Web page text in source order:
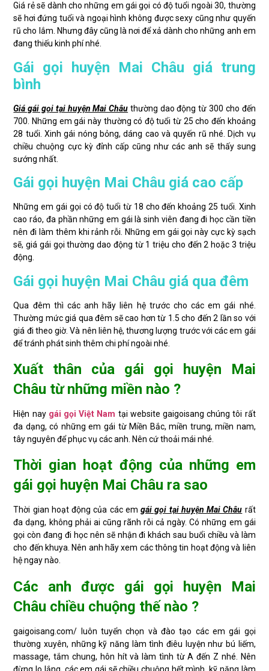
Giá rẻ sẽ dành cho những em gái gọi có độ tuổi ngoài 30, thường
sẽ hơi đứng tuổi và ngoại hình không được sexy cũng như quyến
rũ cho lắm. Nhưng đây cũng là nơi để xả dành cho những anh em
đang thiếu kinh phí nhé.
Gái gọi huyện Mai Châu giá trung
bình
Giá gái gọi tại huyện Mai Châu thường dao động từ 300 cho đến
700. Những em gái này thường có độ tuổi từ 25 cho đến khoảng
28 tuổi. Xinh gái nóng bỏng, dáng cao và quyến rũ nhé. Dịch vụ
chiều chuộng cực kỳ đỉnh cấp cũng như các anh sẽ thấy sung
sướng nhất.
Gái gọi huyện Mai Châu giá cao cấp
Những em gái gọi có độ tuổi từ 18 cho đến khoảng 25 tuổi. Xinh
cao ráo, đa phần những em gái là sinh viên đang đi học cần tiền
nên đi làm thêm khi rảnh rỗi. Những em gái gọi này cực kỳ sạch
sẽ, giá gái gọi thường dao động từ 1 triệu cho đến 2 hoặc 3 triệu
động.
Gái gọi huyện Mai Châu giá qua đêm
Qua đêm thì các anh hãy liên hệ trước cho các em gái nhé.
Thường mức giá qua đêm sẽ cao hơn từ 1.5 cho đến 2 lần so với
giá đi theo giờ. Và nên liên hệ, thương lượng trước với các em gái
để tránh phát sinh thêm chi phí ngoài nhé.
Xuất thân của gái gọi huyện Mai
Châu từ những miền nào ?
Hiện nay gái gọi Việt Nam tại website gaigoisang chúng tôi rất
đa dạng, có những em gái từ Miền Bắc, miền trung, miền nam,
tây nguyên để phục vụ các anh. Nên cứ thoải mái nhé.
Thời gian hoạt động của những em
gái gọi huyện Mai Châu ra sao
Thời gian hoạt động của các emgái gọi tại huyện Mai Châu rất
đa dạng, không phải ai cũng rãnh rỗi cả ngày. Có những em gái
gọi còn đang đi học nên sẽ nhận đi khách sau buổi chiều và làm
cho đến khuya. Nên anh hãy xem các thông tin hoạt động và liên
hệ ngay nào.
Các anh được gái gọi huyện Mai
Châu chiều chuộng thế nào ?
gaigoisang.com/ luôn tuyển chọn và đào tạo các em gái gọi
thường xuyên, những kỹ năng làm tình điêu luyện như bú liếm,
massage, tắm chung, hôn hít và làm tình từ A đến Z nhé. Nên
đừng lo lắng, các em gái sẽ chiều chuộng hết mình, kỹ năng làm